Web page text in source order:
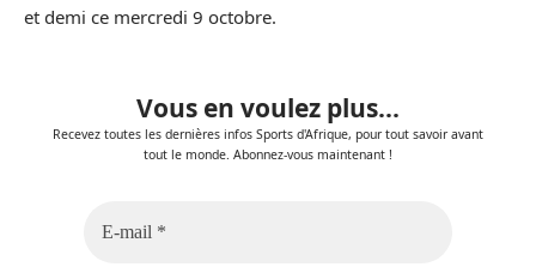
et demi ce mercredi 9 octobre.
Vous en voulez plus...
Recevez toutes les dernières infos Sports d'Afrique, pour tout savoir avant
tout le monde. Abonnez-vous maintenant !